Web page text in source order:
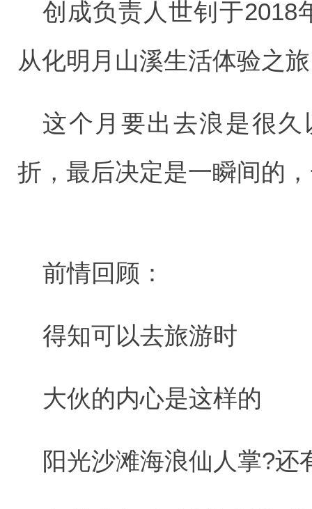
创成负责人世钊于2018
从化明月山溪生活体验之
这个月要出去浪是很
折，最后决定是一瞬间的
前情回顾：
得知可以去旅游时
大伙的内心是这样的
阳光沙滩海浪仙人掌?还